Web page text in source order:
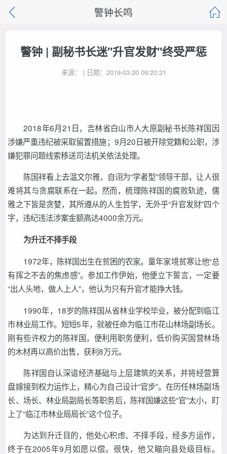
警钟长鸣
警钟 | 副秘书长迷"升官发财"终受严惩
来源： | 日期：2019-03-20 09:20:21
2018年6月21日，吉林省白山市人大原副秘书长陈祥国因
涉嫌严重违纪被采取留置措施；9月20日被开除党籍和公职，涉
嫌犯罪问题线索移送司法机关依法处理。
陈国祥看上去温文尔雅，自诩为“学者型”领导干部，让人很
难将其与贪腐联系在一起。然而，梳理陈祥国的腐败轨迹，儒
雅之下皆是贪婪，其所遵从的人生哲学，无外乎“升官发财”四个
字，违纪违法涉案金额高达4000余万元。
为升迁不择手段
1972年，陈祥国出生在贫困的农家。童年家境贫寒让他“总
有挥之不去的焦虑感”。参加工作伊始，他便立下誓言，一定要
“出人头地，做人上人”，他认为只有升官才能挣大钱。
1990年，18岁的陈祥国从省林业学校毕业，被分配到临江
市林业局工作。短短5年，就被任命为临江市花山林场副场长。
刚有些许权力的陈祥国，便利用职务便利，低价购买国营林场
的木材再以高价出售，获利8万元。
陈祥国自认深谙经济基础与上层建筑的关系，并将经营算
盘嫁接到权力运作上，精心为自己设计“官步”。在历任林场副场
长、场长、林业局副局长等职务后，陈祥国嫌这些“官”太小，盯
上了“临江市林业局局长”这个位子。
为达到升迁目的，他处心积虑、不择手段，经多方运作，
终于在2005年9月如愿以偿。很快，他又瞄向县处级目标。